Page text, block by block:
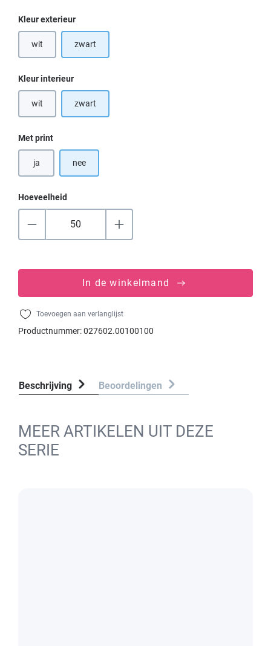
Selecteer
Kleur exterieur
wit(Deze optie is momenteel niet beschikbaar.)
zwart
Selecteer
Kleur interieur
wit(Deze optie is momenteel niet beschikbaar.)
zwart
Selecteer
Met print
ja nee
Hoeveelheid
In de winkelmand
Toevoegen aan verlanglijst
Productnummer:027602.00100100
Beschrijving Beoordelingen
MEER ARTIKELEN UIT DEZE
SERIE